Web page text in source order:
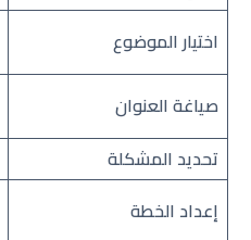
اختيار الموضوع
صياغة العنوان
تحديد المشكلة
إعداد الخطة